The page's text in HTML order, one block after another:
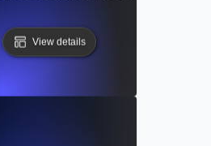
View details